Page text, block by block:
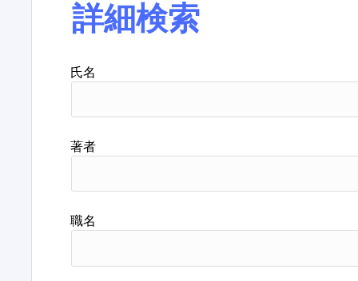
詳細検索
氏名
著者
職名